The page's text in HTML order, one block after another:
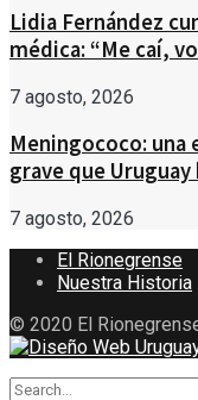
Lidia Fernández
médica: “Me caí,
7 agosto, 2026
Meningococo:
grave que
7 agosto, 2026
El Rionegrense
Nuestra Historia
© 2020 El